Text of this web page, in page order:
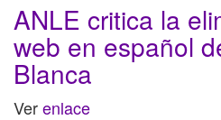
ANLE critica la
web en español
Blanca
Verenlace